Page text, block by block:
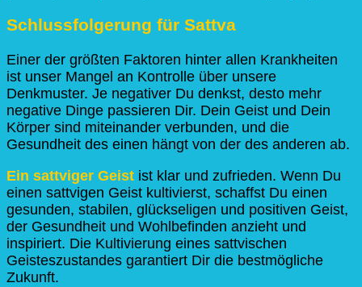
Schlussfolgerung für Sattva
Einer der größten Faktoren hinter allen Krankheiten
ist unser Mangel an Kontrolle über unsere
Denkmuster. Je negativer Du denkst, desto mehr
negative Dinge passieren Dir. Dein Geist und Dein
Körper sind miteinander verbunden, und die
Gesundheit des einen hängt von der des anderen ab.
Ein sattviger Geist ist klar und zufrieden. Wenn Du
einen sattvigen Geist kultivierst, schaffst Du einen
gesunden, stabilen, glückseligen und positiven Geist,
der Gesundheit und Wohlbefinden anzieht und
inspiriert. Die Kultivierung eines sattvischen
Geisteszustandes garantiert Dir die bestmögliche
Zukunft.